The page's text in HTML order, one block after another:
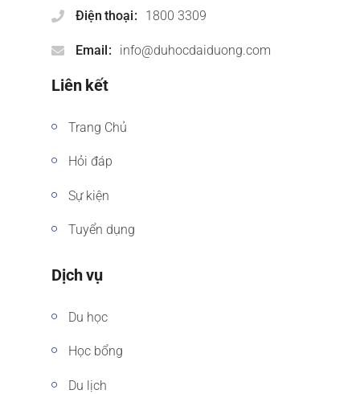
Điện thoại
1800 3309
Email info@duhocdaiduong.com
Liên kết
Trang Chủ
Hỏi đáp
Sự kiện
Tuyển dụng
Dịch vụ
Du học
Học bổng
Du lịch